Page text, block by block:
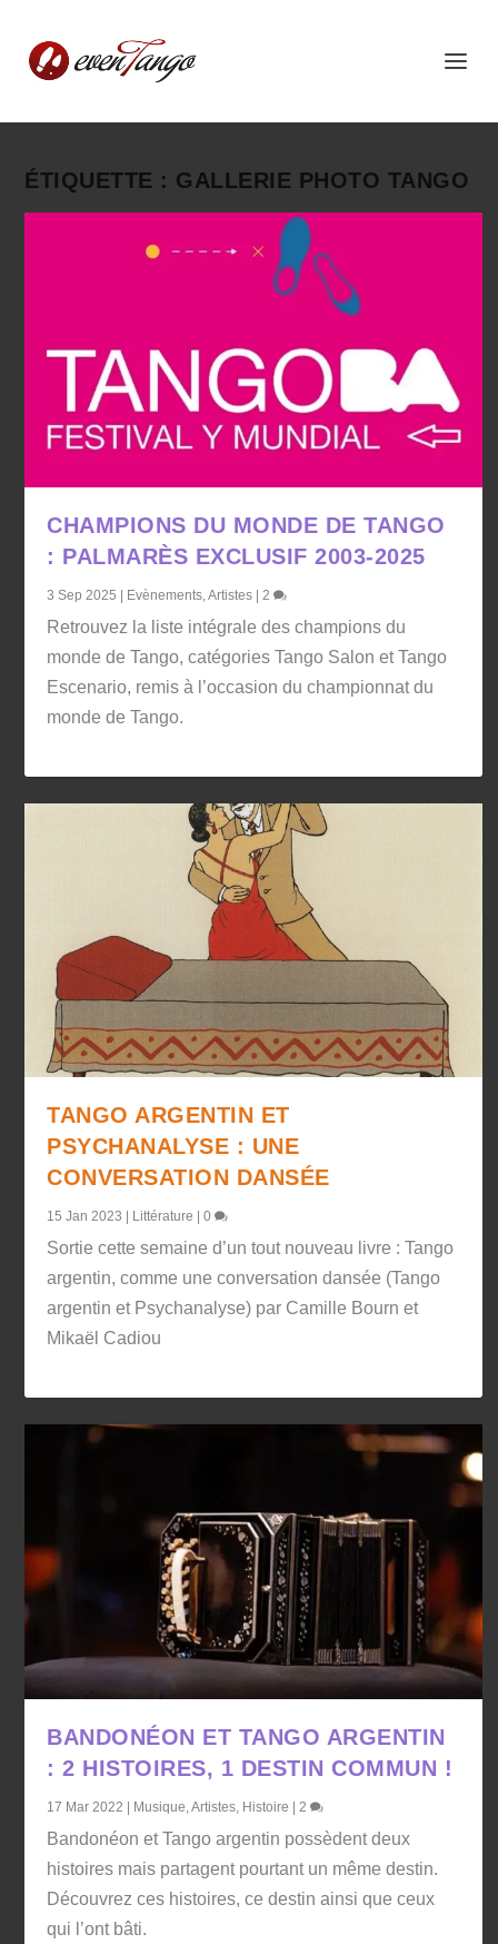
ÉTIQUETTE : GALLERIE PHOTO TANGO
CHAMPIONS DU MONDE DE TANGO
: PALMARÈS EXCLUSIF 2003-2025
3 Sep 2025 | Evènements ,Artistes | 2
Retrouvez la liste intégrale des champions du
monde de Tango, catégories Tango Salon et Tango
Escenario, remis à l’occasion du championnat du
monde de Tango.
TANGO ARGENTIN ET
PSYCHANALYSE : UNE
CONVERSATION DANSÉE
15 Jan 2023 Littérature |0
Sortie cette semaine d’un tout nouveau livre : Tango
argentin, comme une conversation dansée (Tango
argentin et Psychanalyse) par Camille Bourn et
Mikaël Cadiou
BANDONÉON ET TANGO ARGENTIN
: 2 HISTOIRES, 1 DESTIN COMMUN !
17 Mar 2022 | Musique ,Artistes Histoire | 2
Bandonéon et Tango argentin possèdent deux
histoires mais partagent pourtant un même destin.
Découvrez ces histoires, ce destin ainsi que ceux
qui l’ont bâti.